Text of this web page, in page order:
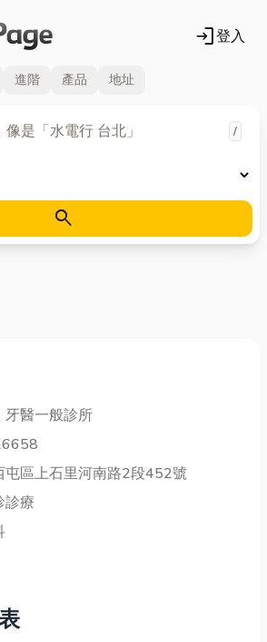
login登入
進階 產品 地址
/
search
牙醫一般診所
屯區上石里河南路2段452號
診療